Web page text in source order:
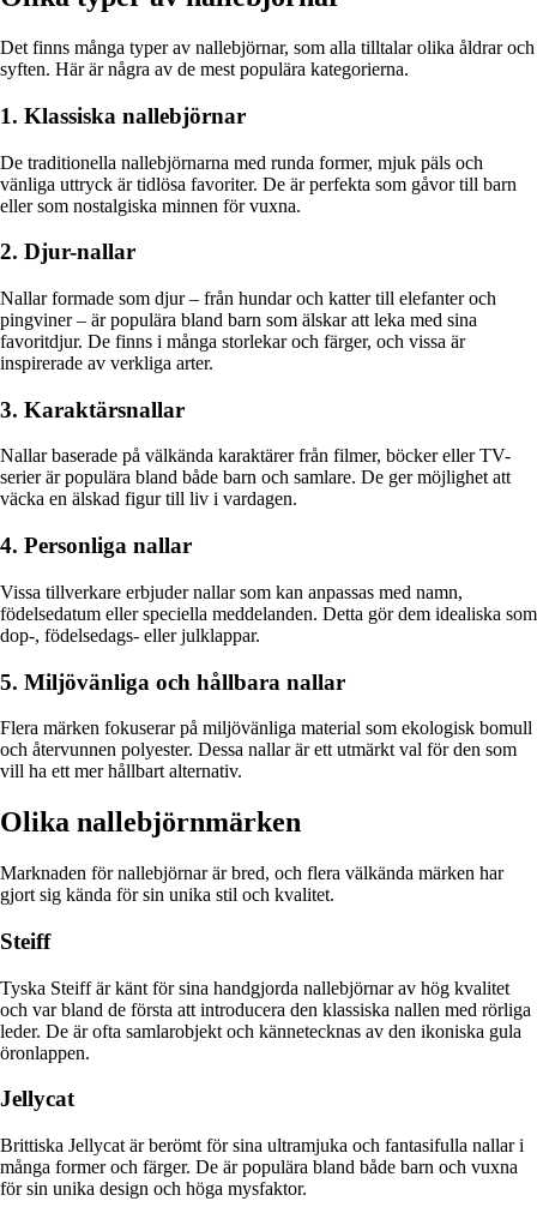
Det finns många typer av nallebjörnar, som alla tilltalar olika åldrar och
syften. Här är några av de mest populära kategorierna.
1. Klassiska nallebjörnar
De traditionella nallebjörnarna med runda former, mjuk päls och
vänliga uttryck är tidlösa favoriter. De är perfekta som gåvor till barn
eller som nostalgiska minnen för vuxna.
2. Djur-nallar
Nallar formade som djur – från hundar och katter till elefanter och
pingviner – är populära bland barn som älskar att leka med sina
favoritdjur. De finns i många storlekar och färger, och vissa är
inspirerade av verkliga arter.
3. Karaktärsnallar
Nallar baserade på välkända karaktärer från filmer, böcker eller TV-
serier är populära bland både barn och samlare. De ger möjlighet att
väcka en älskad figur till liv i vardagen.
4. Personliga nallar
Vissa tillverkare erbjuder nallar som kan anpassas med namn,
födelsedatum eller speciella meddelanden. Detta gör dem idealiska som
dop-, födelsedags- eller julklappar.
5. Miljövänliga och hållbara nallar
Flera märken fokuserar på miljövänliga material som ekologisk bomull
och återvunnen polyester. Dessa nallar är ett utmärkt val för den som
vill ha ett mer hållbart alternativ.
Olika nallebjörnmärken
Marknaden för nallebjörnar är bred, och flera välkända märken har
gjort sig kända för sin unika stil och kvalitet.
Steiff
Tyska Steiff är känt för sina handgjorda nallebjörnar av hög kvalitet
och var bland de första att introducera den klassiska nallen med rörliga
leder. De är ofta samlarobjekt och kännetecknas av den ikoniska gula
öronlappen.
Jellycat
Brittiska Jellycat är berömt för sina ultramjuka och fantasifulla nallar i
många former och färger. De är populära bland både barn och vuxna
för sin unika design och höga mysfaktor.